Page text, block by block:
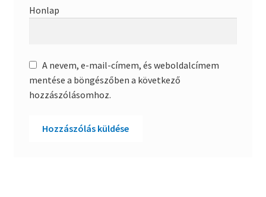
Honlap
A nevem, e-mail-címem, és weboldalcímem
mentése a böngészőben a következő
hozzászólásomhoz.